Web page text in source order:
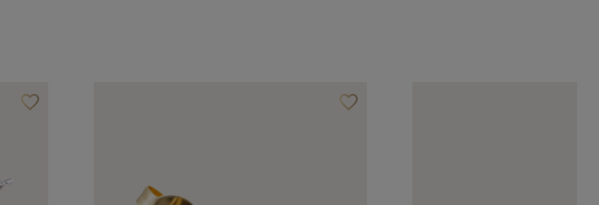
favorite_borderAjouter à vos favoris favorite_borderAjouter à vos favoris